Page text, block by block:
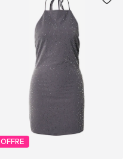
OFFRE